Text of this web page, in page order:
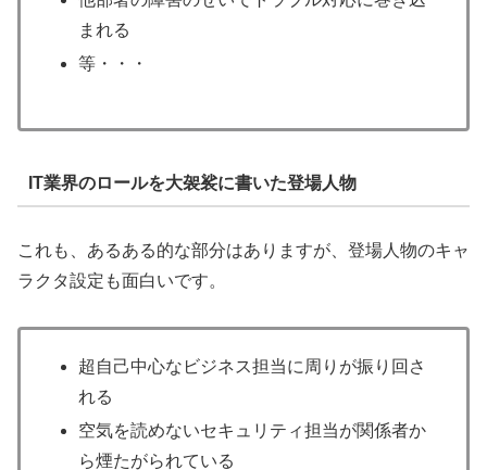
まれる
等・・・
IT業界のロールを大袈裟に書いた登場人物
これも、あるある的な部分はありますが、登場人物のキャ
ラクタ設定も面白いです。
超自己中心なビジネス担当に周りが振り回さ
れる
空気を読めないセキュリティ担当が関係者か
ら煙たがられている